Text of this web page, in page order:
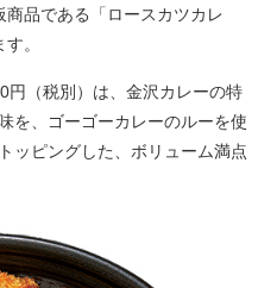
品である「ロースカツカレ
。
（税別）は、金沢カレーの特
を、ゴーゴーカレーのルーを使
ッピングした、ボリューム満点